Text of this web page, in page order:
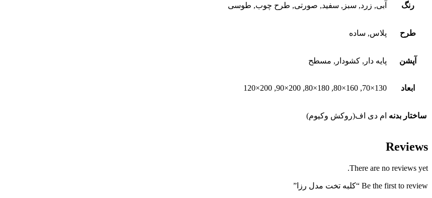
رنگ آبی, زرد, سبز, سفید, صورتی, طرح چوب, طوسی
طرح پلاس, ساده
آپشن پایه دار, کشودار, مسطح
ابعاد 130×70, 160×80, 180×80, 200×90, 200×120
ساختار بدنه ام دی اف(روکش وکیوم)
Reviews
There are no reviews yet.
Be the first to review “کلبه تخت مدل رزا”